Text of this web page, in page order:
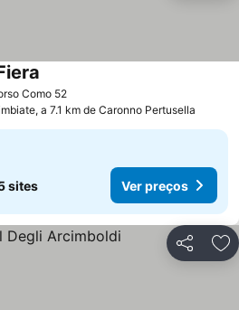
Como 52Ver preços
a 7.1 km de Caronno Pertusella
sites Ver preços
Partilhar